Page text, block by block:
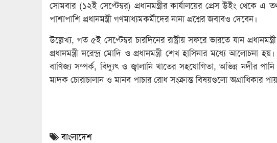
সোমবার (১২ই সেপ্টেম্বর) প্রধানমন্ত্রীর কার্যালয়ের প্রেস উইং থেকে
পাশাপাশি প্রধানমন্ত্রী গণমাধ্যমকর্মীদের নানা প্রশ্নের জবাবও দেবেন।
উল্লেখ্য, গত ৫ই সেপ্টেম্বর চারদিনের রাষ্ট্রীয় সফরে ভারতে যান
প্রধানমন্ত্রী নরেন্দ্র মোদি ও প্রধানমন্ত্রী শেখ হাসিনার মধ্যে আলোচনা
বাণিজ্য সম্পর্ক, বিদ্যুৎ ও জ্বালানি খাতের সহযোগিতা, অভিন্ন নদীর পানি
মাদক চোরাচালান ও মানব পাচার রোধ সংক্রান্ত বিষয়গুলো অগ্রাধিকার
বাংলাদেশ